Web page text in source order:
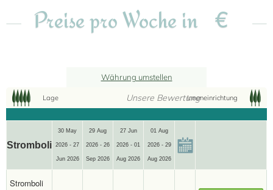
Preise pro Woche in €
Währung umstellen
Lage Unsere BewertungInneneinrichtung
Stromboli
30 May
2026 - 27
Jun 2026
29 Aug
2026 - 26
Sep 2026
27 Jun
2026 - 01
Aug 2026
01 Aug
2026 - 29
Aug 2026
Stromboli